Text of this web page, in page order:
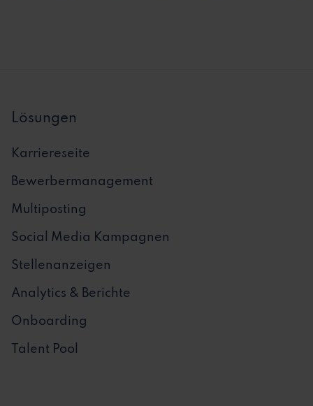
Lösungen
Karriereseite
Bewerbermanagement
Multiposting
Social Media Kampagnen
Stellenanzeigen
Analytics & Berichte
Onboarding
Talent Pool